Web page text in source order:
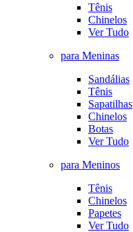
Tênis
Chinelos
Ver Tudo
para Meninas
Sandálias
Tênis
Sapatilhas
Chinelos
Botas
Ver Tudo
para Meninos
Tênis
Chinelos
Papetes
Ver Tudo